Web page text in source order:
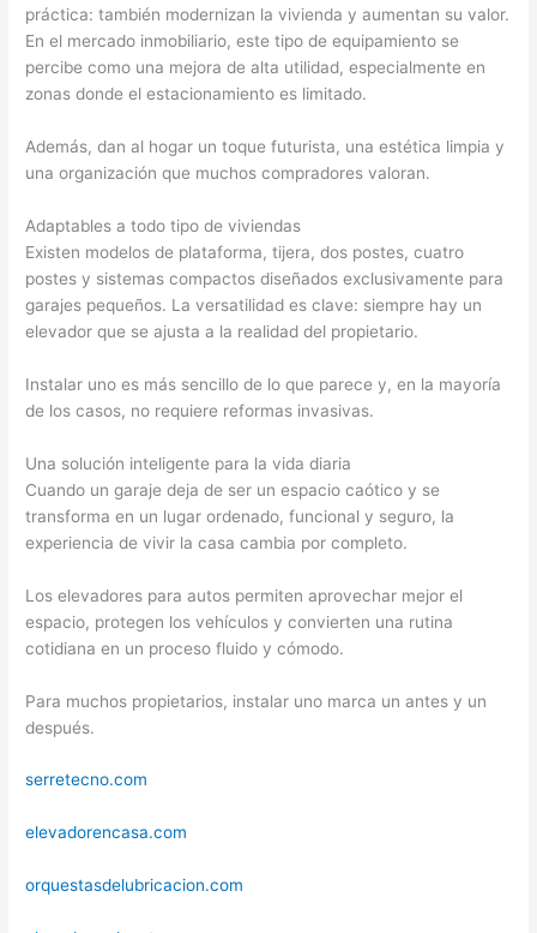
práctica: también modernizan la vivienda y aumentan su valor.
En el mercado inmobiliario, este tipo de equipamiento se
percibe como una mejora de alta utilidad, especialmente en
zonas donde el estacionamiento es limitado.
Además, dan al hogar un toque futurista, una estética limpia y
una organización que muchos compradores valoran.
Adaptables a todo tipo de viviendas
Existen modelos de plataforma, tijera, dos postes, cuatro
postes y sistemas compactos diseñados exclusivamente para
garajes pequeños. La versatilidad es clave: siempre hay un
elevador que se ajusta a la realidad del propietario.
Instalar uno es más sencillo de lo que parece y, en la mayoría
de los casos, no requiere reformas invasivas.
Una solución inteligente para la vida diaria
Cuando un garaje deja de ser un espacio caótico y se
transforma en un lugar ordenado, funcional y seguro, la
experiencia de vivir la casa cambia por completo.
Los elevadores para autos permiten aprovechar mejor el
espacio, protegen los vehículos y convierten una rutina
cotidiana en un proceso fluido y cómodo.
Para muchos propietarios, instalar uno marca un antes y un
después.
serretecno.com
elevadorencasa.com
orquestasdelubricacion.com